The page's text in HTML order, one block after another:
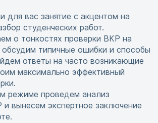
для вас занятие с акцентом на
студенческих работ.
о тонкостях проверки ВКР на
обсудим типичные ошибки и способы
ответы на часто возникающие
максимально эффективный
режиме проведем анализ
и вынесем экспертное заключение